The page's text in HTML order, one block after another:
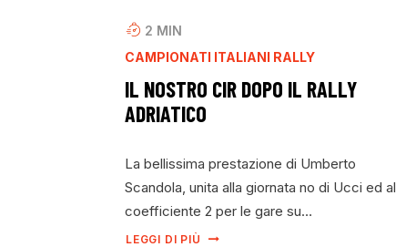
2 MIN
CAMPIONATI ITALIANI RALLY
IL NOSTRO CIR DOPO IL RALLY
ADRIATICO
La bellissima prestazione di Umberto
Scandola, unita alla giornata no di Ucci ed al
coefficiente 2 per le gare su…
LEGGI DI PIÙ